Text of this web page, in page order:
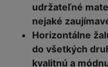
udržateľné
nejaké
Horizontálne
do všetkých
kvalitnú a